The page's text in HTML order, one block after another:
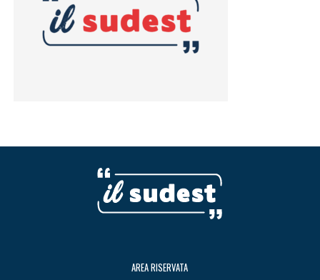
AREA RISERVATA